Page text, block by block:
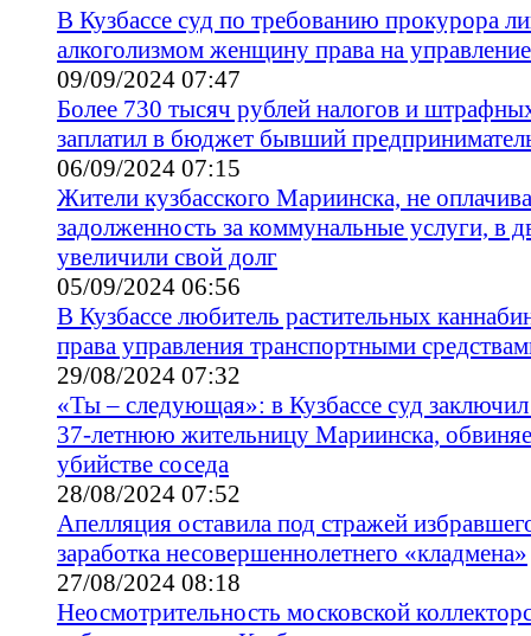
В Кузбассе суд по требованию прокурора
алкоголизмом женщину права на
09/09/2024 07:47
Более 730 тысяч рублей налогов и
заплатил в бюджет бывший
06/09/2024 07:15
Жители кузбасского Мариинска, не
задолженность за коммунальные услуги, в
увеличили свой долг
05/09/2024 06:56
В Кузбассе любитель растительных
права управления транспортными
29/08/2024 07:32
«Ты – следующая»: в Кузбассе суд
37-летнюю жительницу Мариинска,
убийстве соседа
28/08/2024 07:52
Апелляция оставила под стражей
заработка несовершеннолетнего «кладмена»
27/08/2024 08:18
Неосмотрительность московской